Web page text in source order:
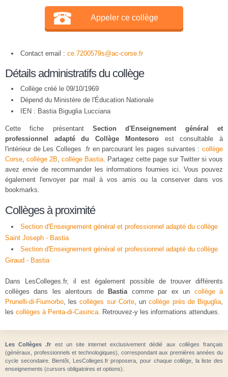
Appeler ce collège
Contact email : ce.7200579s@ac-corse.fr
Détails administratifs du collège
Collège créé le 09/10/1969
Dépend du Ministère de l'Éducation Nationale
IEN : Bastia Biguglia Lucciana
Cette fiche présentant Section d'Enseignement général et
professionnel adapté du Collège Montesoroest consultable à
l'intérieur de Les Colleges .fr en parcourant les pages suivantes : collège
Corse, collège 2B, collège Bastia. Partagez cette page sur Twitter si vous
avez envie de recommander les informations fournies ici. Vous pouvez
également l'envoyer par mail à vos amis ou la conserver dans vos
bookmarks.
Collèges à proximité
Section d'Enseignement général et professionnel adapté du collège
Saint Joseph - Bastia
Section d'Enseignement général et professionnel adapté du collège
Giraud - Bastia
Dans LesColleges.fr, il est également possible de trouver différents
collèges dans les alentours de
Bastiacomme par ex un collège à
Prunelli-di-Fiumorbo, lescollèges sur Corte, uncollège près de Biguglia,
les collèges à Penta-di-Casinca. Retrouvez-y les informations attendues.
Les Collèges .fr est un site internet exclusivement dédié aux collèges français
(généraux, professionnels et technologiques), correspondant aux premières années du
cycle secondaire. Bientôt, LesColleges.fr proposera, pour chaque collège, la liste des
enseignements (cursors obligatoires et options).